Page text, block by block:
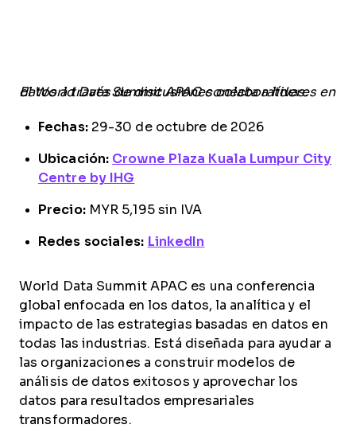
El World Data Summit APAC conecta a líderes en datos a través de discusiones colaborativas.
Fechas:29-30 de octubre de 2026
Ubicación: Crowne Plaza Kuala Lumpur City
Centre by IHG
Precio:MYR 5,195 sin IVA
Redes sociales: LinkedIn
World Data Summit APAC es una conferencia
global enfocada en los datos, la analítica y el
impacto de las estrategias basadas en datos en
todas las industrias. Está diseñada para ayudar a
las organizaciones a construir modelos de
análisis de datos exitosos y aprovechar los
datos para resultados empresariales
transformadores.